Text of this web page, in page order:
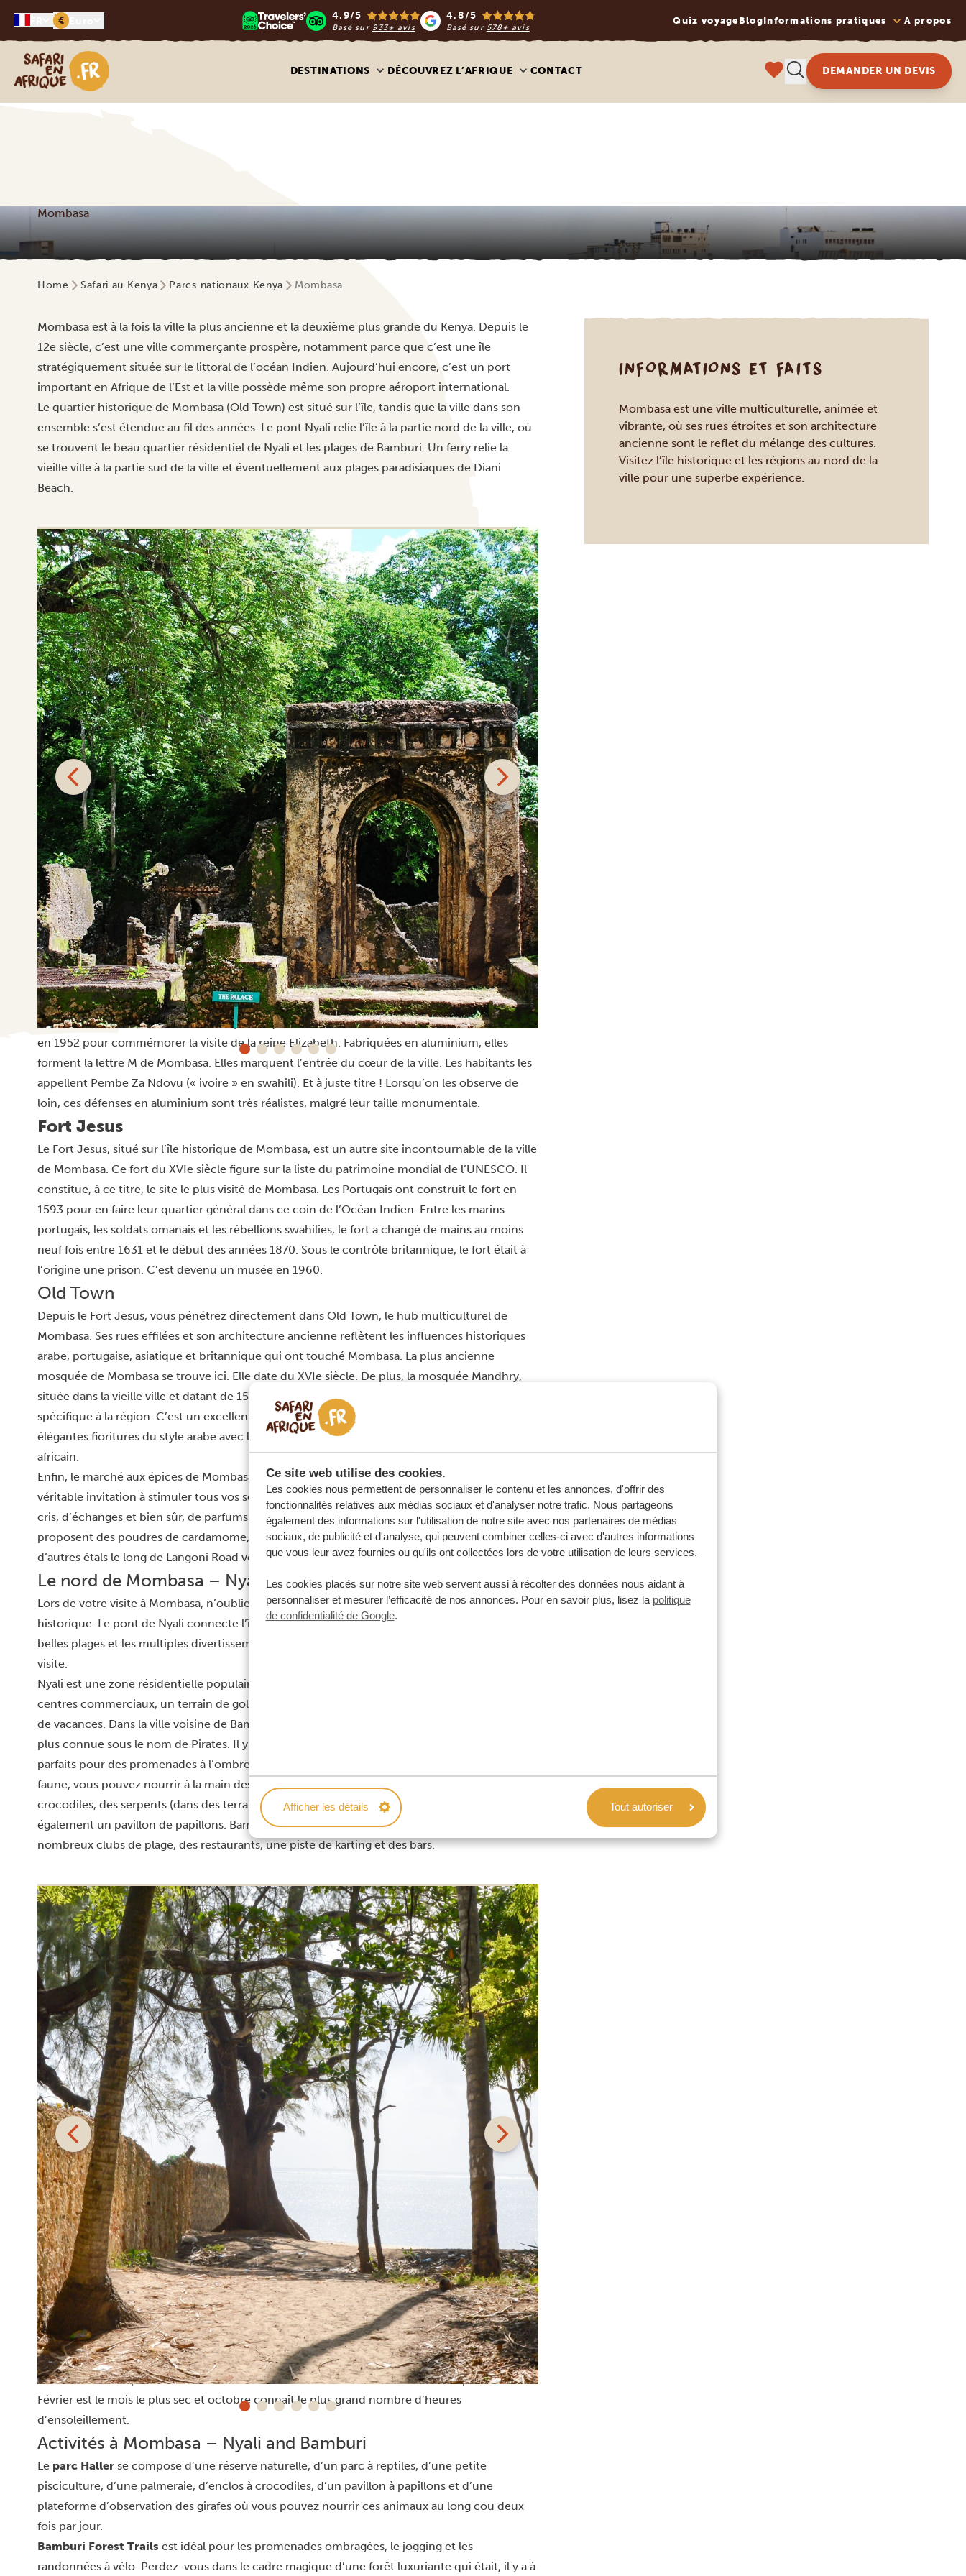
Ce site web utilise des cookies.
Les cookies nous permettent de personnaliser le contenu et les annonces, d'offrir des
fonctionnalités relatives aux médias sociaux et d'analyser notre trafic. Nous partageons
également des informations sur l'utilisation de notre site avec nos partenaires de médias
sociaux, de publicité et d'analyse, qui peuvent combiner celles-ci avec d'autres informations
que vous leur avez fournies ou qu'ils ont collectées lors de votre utilisation de leurs services.
Les cookies placés sur notre site web servent aussi à récolter des données nous aidant à
personnaliser et mesurer l’efficacité de nos annonces. Pour en savoir plus, lisez la politique
de confidentialité de Google.
Afficher les détails Tout autoriser
€ 4.9/5
Basé sur 933+ avis
4.8/5
Basé sur 578+ avis
Quiz voyage BlogInformations pratiques A propos
Safari en Afrique
DESTINATIONS DÉCOUVREZ L’AFRIQUE CONTACT DEMANDER UN DEVIS
Mombasa
Home Safari au Kenya Parcs nationaux Kenya Mombasa
Mombasa est à la fois la ville la plus ancienne et la deuxième plus grande du Kenya. Depuis le
12e siècle, c’est une ville commerçante prospère, notamment parce que c’est une île
stratégiquement située sur le littoral de l’océan Indien. Aujourd’hui encore, c’est un port
important en Afrique de l’Est et la ville possède même son propre aéroport international.
Le quartier historique de Mombasa (Old Town) est situé sur l’île, tandis que la ville dans son
ensemble s’est étendue au fil des années. Le pont Nyali relie l’île à la partie nord de la ville, où
se trouvent le beau quartier résidentiel de Nyali et les plages de Bamburi. Un ferry relie la
vieille ville à la partie sud de la ville et éventuellement aux plages paradisiaques de Diani
Beach.
Mombasa city
Mombasa est, comme la plupart des villes africaines, animée et pleine d’énergie. Pourtant, la
ville a aussi son propre caractère ! Son histoire est riche et vous promet des visites
absolument fascinantes. À ce propos, une nouvelle directive exige que tous les bâtiments de
la vieille ville et du quartier central des affaires soient peints en blanc avec une bordure en
bleu égyptien. Ainsi, les vieux bâtiments déjà magnifiques seront bientôt encore plus beaux !
L’un des sites les plus populaires et photogéniques de Mombasa est Moi Avenue, où se
trouvent les fameuses défenses d’éléphant qui se croisent. Ces défenses ont été construites
en 1952 pour commémorer la visite de la reine Elizabeth. Fabriquées en aluminium, elles
forment la lettre M de Mombasa. Elles marquent l’entrée du cœur de la ville. Les habitants les
appellent Pembe Za Ndovu (« ivoire » en swahili). Et à juste titre ! Lorsqu’on les observe de
loin, ces défenses en aluminium sont très réalistes, malgré leur taille monumentale.
Fort Jesus
Le Fort Jesus, situé sur l’île historique de Mombasa, est un autre site incontournable de la ville
de Mombasa. Ce fort du XVIe siècle figure sur la liste du patrimoine mondial de l’UNESCO. Il
constitue, à ce titre, le site le plus visité de Mombasa. Les Portugais ont construit le fort en
1593 pour en faire leur quartier général dans ce coin de l’Océan Indien. Entre les marins
portugais, les soldats omanais et les rébellions swahilies, le fort a changé de mains au moins
neuf fois entre 1631 et le début des années 1870. Sous le contrôle britannique, le fort était à
l’origine une prison. C’est devenu un musée en 1960.
Old Town
Depuis le Fort Jesus, vous pénétrez directement dans Old Town, le hub multiculturel de
Mombasa. Ses rues effilées et son architecture ancienne reflètent les influences historiques
arabe, portugaise, asiatique et britannique qui ont touché Mombasa. La plus ancienne
mosquée de Mombasa se trouve ici. Elle date du XVIe siècle. De plus, la mosquée Mandhry,
située dans la vieille ville et datant de 1570, possède un minaret dont l’arc ogival est
spécifique à la région. C’est un excellent modèle de l’architecture swahilie, qui combine les
élégantes fioritures du style arabe avec les motifs géométriques et réconfortants du design
africain.
Enfin, le marché aux épices de Mombasa (situé dans la partie ouest de la vieille ville) est une
véritable invitation à stimuler tous vos sens ! Attendez-vous à beaucoup de bousculades, de
cris, d’échanges et bien sûr, de parfums et de saveurs exotiques. De nombreux étals
proposent des poudres de cardamome, de poivre, de curcuma et de curry. Au coin de la rue,
d’autres étals le long de Langoni Road vendent de la délicieuse street food.
Le nord de Mombasa – Nyali et Bamburi
Lors de votre visite à Mombasa, n’oubliez pas d’aller dans le nord après avoir exploré l’île
historique. Le pont de Nyali connecte l’île aux régions de Nyali et Bamburi dans le nord. Les
belles plages et les multiples divertissements y attirent de nombreux touristes et en valent la
visite.
Nyali est une zone résidentielle populaire, avec des supermarchés, un cinéma multiplex, des
centres commerciaux, un terrain de golf de 18 trous, des banques, des écoles et des centres
de vacances. Dans la ville voisine de Bamburi, on trouve la plage publique Jomo Kenyatta,
plus connue sous le nom de Pirates. Il y aussi le parc Haller, dont les sentiers naturels sont
parfaits pour des promenades à l’ombre, à pied ou à vélo. Ensuite, dans le conservatoire de la
faune, vous pouvez nourrir à la main des girafes, contempler des hippopotames, des
crocodiles, des serpents (dans des terrariums) parmi d’autres animaux sauvages. Il y a
également un pavillon de papillons. Bamburi possède une belle et longue plage, de
nombreux clubs de plage, des restaurants, une piste de karting et des bars.
Climat
En moyenne, les températures sont toujours élevées.
Il y a de fortes chances de précipitations en avril et mai.
Les mois les plus chauds sont février et mars, avec une température maximale moyennant les
28 °C.
Les mois les plus froids sont juillet et août, avec une température maximale moyennant les 24
°C.
Mai est le mois le plus humide. Il faut renoncer à ce mois-ci si l’on veut éviter la pluie.
Février est le mois le plus sec et octobre connaît le plus grand nombre d’heures
d’ensoleillement.
Activités à Mombasa – Nyali and Bamburi
Le parc Haller se compose d’une réserve naturelle, d’un parc à reptiles, d’une petite
pisciculture, d’une palmeraie, d’enclos à crocodiles, d’un pavillon à papillons et d’une
plateforme d’observation des girafes où vous pouvez nourrir ces animaux au long cou deux
fois par jour.
Bamburi Forest Trails est idéal pour les promenades ombragées, le jogging et les
randonnées à vélo. Perdez-vous dans le cadre magique d’une forêt luxuriante qui était, il y a à
INFORMATIONS ET FAITS
Mombasa est une ville multiculturelle, animée et
vibrante, où ses rues étroites et son architecture
ancienne sont le reflet du mélange des cultures.
Visitez l’île historique et les régions au nord de la
ville pour une superbe expérience.